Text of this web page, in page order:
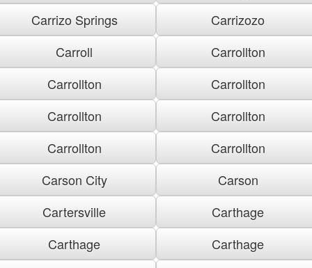
Carrizo Springs
Carrizozo
Carroll
Carrollton
Carrollton
Carrollton
Carrollton
Carrollton
Carrollton
Carrollton
Carson City
Carson
Cartersville
Carthage
Carthage
Carthage